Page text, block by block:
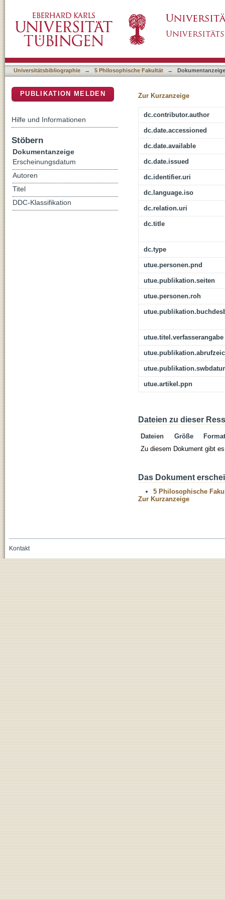
Universitätsbibliographie → 5 Philosophische Fakultät → Dokumentanzeige
Zur Kurzanzeige
dc.contributor.author
dc.date.accessioned
dc.date.available
dc.date.issued
dc.identifier.uri
dc.language.iso
dc.relation.uri
dc.title
dc.type
utue.personen.pnd
utue.publikation.seiten
utue.personen.roh
utue.titel.verfasserangabe
utue.artikel.ppn
Dateien zu dieser
Dateien Größe
Format
Zu diesem Dokument gibt
Das Dokument
5 Philosophische
Zur Kurzanzeige
PUBLIKATION MELDEN
Hilfe und Informationen
Stöbern
Dokumentanzeige
Erscheinungsdatum
Autoren
Titel
DDC-Klassifikation
Kontakt